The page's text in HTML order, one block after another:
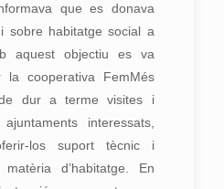
que es donava
sobre habitatge social a
aquest objectiu es va
la cooperativa FemMés
dur a terme visites i
interessats,
los suport tècnic i
d’habitatge. En